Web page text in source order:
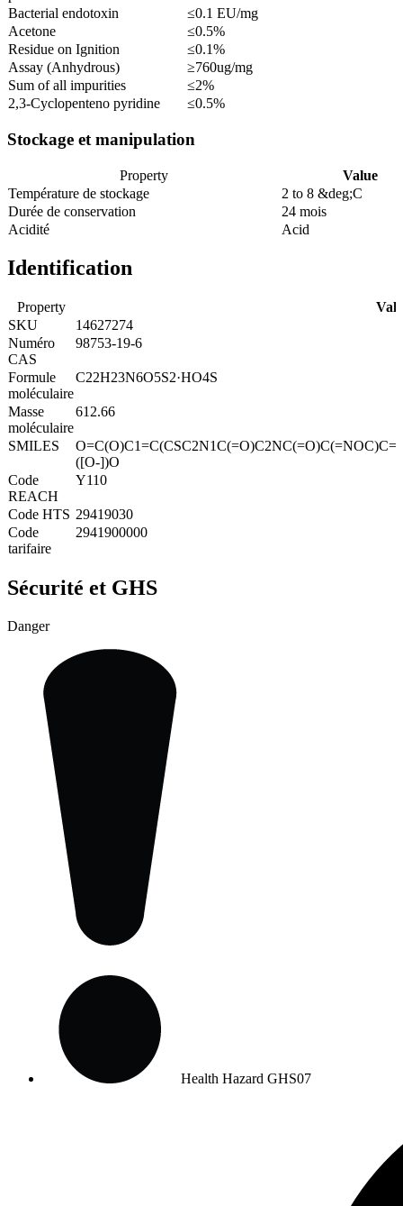
Bacterial endotoxin
≤0.1 EU/mg
Acetone
≤0.5%
Residue on Ignition
≤0.1%
Assay (Anhydrous)
≥760ug/mg
Sum of all impurities
≤2%
2,3-Cyclopenteno pyridine
≤0.5%
Stockage et manipulation
Property
Value
Température de stockage
2 to 8 &deg;C
Durée de conservation
24 mois
Acidité
Acid
Identification
Property
SKU
14627274
Numéro
CAS
98753-19-6
Formule
moléculaire
C22H23N6O5S2·HO4S
Masse
moléculaire
612.66
SMILES
([O-])O
Code
REACH
Y110
Code HTS 29419030
Code
tarifaire
2941900000
Sécurité et GHS
Danger
Health Hazard GHS07